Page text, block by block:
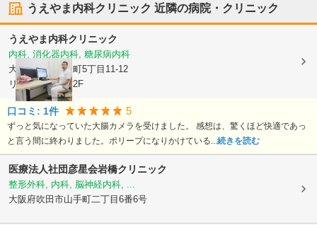
うえやま内科クリニック 近隣の病院・クリニック
うえやま内科クリニック
内科, 消化器内科, 糖尿病内科
大阪府吹田市泉町5丁目11-12
リーサイド豊津2F
口コミ: 1件 5
ずっと気になっていた大腸カメラを受けました。 感想は、驚くほど快適であっ
と言う間に終わりました。ポリープになりかけている...続きを読む
医療法人社団彦星会岩橋クリニック
整形外科, 内科, 脳神経内科, ...
大阪府吹田市山手町二丁目6番6号